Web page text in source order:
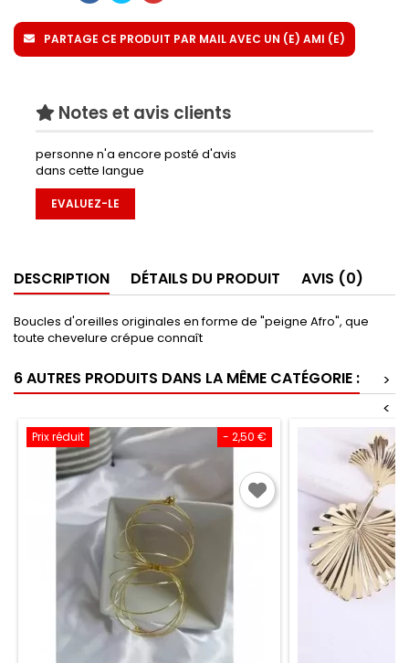
PARTAGE CE PRODUIT PAR MAIL AVEC UN (E) AMI (E)
Notes et avis clients
personne n'a encore posté d'avis
dans cette langue
EVALUEZ-LE
DESCRIPTION DÉTAILS DU PRODUIT AVIS (0)
Boucles d'oreilles originales en forme de "peigne Afro", que
toute chevelure crépue connaît
6 AUTRES PRODUITS DANS LA MÊME CATÉGORIE :
>
<
- 2,50 €
Prix réduit